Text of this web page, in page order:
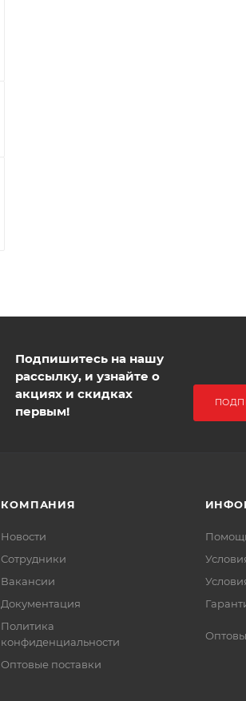
Подпишитесь на нашу
рассылку, и узнайте о
акциях и скидках
первым!
КОМПАНИЯ
Новости
Сотрудники
Вакансии
Документация
Политика
конфиденциальности
Оптовые поставки